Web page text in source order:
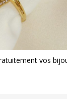
vos